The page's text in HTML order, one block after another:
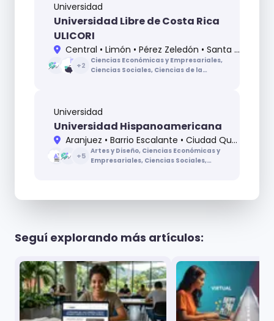
Universidad
Universidad Libre de Costa Rica
ULICORI
Central • Limón • Pérez Zeledón • Santa Cruz
+2
Ciencias Económicas y Empresariales,
Ciencias Sociales, Ciencias de la
Universidad
Universidad Hispanoamericana
Aranjuez • Barrio Escalante • Ciudad Quesada • Grecia • Heredia • Llorente de Tibás • Puntarenas
+5 Artes y Diseño, Ciencias Económicas y
Empresariales, Ciencias Sociales,
Seguí explorando más artículos: